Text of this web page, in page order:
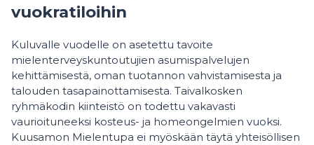
vuokratiloihin
Kuluvalle vuodelle on asetettu tavoite
mielenterveyskuntoutujien asumispalvelujen
kehittämisestä, oman tuotannon vahvistamisesta ja
talouden tasapainottamisesta. Taivalkosken
ryhmäkodin kiinteistö on todettu vakavasti
vaurioituneeksi kosteus- ja homeongelmien vuoksi.
Kuusamon Mielentupa ei myöskään täytä yhteisöllisen